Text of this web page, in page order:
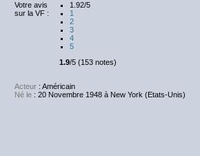
Votre avis
sur la VF :
1.92/5
1
2
3
4
5
1.9/5 (153 notes)
Acteur : Américain
Né le : 20 Novembre 1948 à New York (Etats-Unis)